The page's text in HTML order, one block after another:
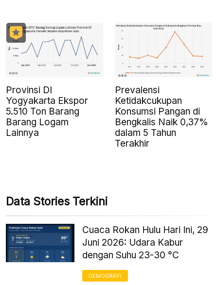
Provinsi DI
Yogyakarta Ekspor
5.510 Ton Barang
Barang Logam
Lainnya
Prevalensi
Ketidakcukupan
Konsumsi Pangan di
Bengkalis Naik 0,37%
dalam 5 Tahun
Terakhir
Data Stories Terkini
Cuaca Rokan Hulu Hari Ini, 29
Juni 2026: Udara Kabur
dengan Suhu 23-30 °C
DEMOGRAFI